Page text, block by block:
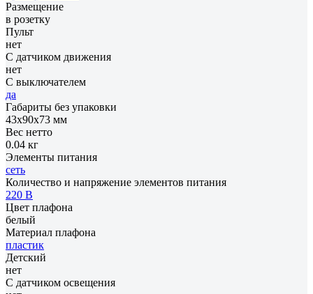
Размещение
в розетку
Пульт
нет
С датчиком движения
нет
С выключателем
да
Габариты без упаковки
43х90х73 мм
Вес нетто
0.04 кг
Элементы питания
сеть
Количество и напряжение элементов питания
220 В
Цвет плафона
белый
Материал плафона
пластик
Детский
нет
С датчиком освещения